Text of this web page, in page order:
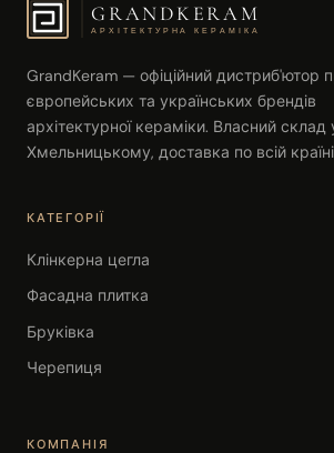
GRANDKERAM
АРХІТЕКТУРНА КЕРАМІКА
GrandKeram — офіційний дистриб'ютор
європейських та українських брендів
архітектурної кераміки. Власний склад
Хмельницькому, доставка по всій
КАТЕГОРІЇ
Клінкерна цегла
Фасадна плитка
Бруківка
Черепиця
КОМПАНІЯ